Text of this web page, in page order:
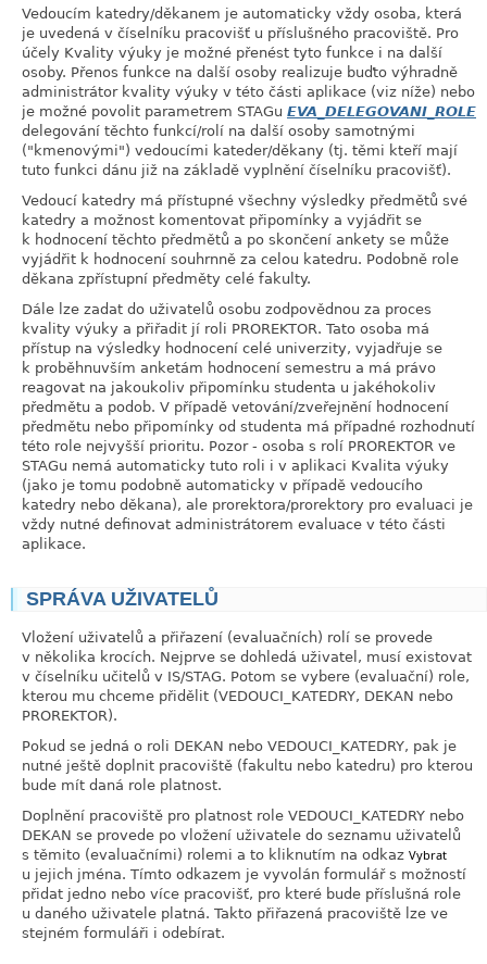
Vedoucím katedry/děkanem je automaticky vždy osoba, která
je uvedená v číselníku pracovišť u příslušného pracoviště. Pro
účely Kvality výuky je možné přenést tyto funkce i na další
osoby. Přenos funkce na další osoby realizuje buďto výhradně
administrátor kvality výuky v této části aplikace (viz níže) nebo
je možné povolit parametrem STAGu EVA_DELEGOVANI_ROLE
delegování těchto funkcí/rolí na další osoby samotnými
("kmenovými") vedoucími kateder/děkany (tj. těmi kteří mají
tuto funkci dánu již na základě vyplnění číselníku pracovišť).
Vedoucí katedry má přístupné všechny výsledky předmětů své
katedry a možnost komentovat připomínky a vyjádřit se
k hodnocení těchto předmětů a po skončení ankety se může
vyjádřit k hodnocení souhrnně za celou katedru. Podobně role
děkana zpřístupní předměty celé fakulty.
Dále lze zadat do uživatelů osobu zodpovědnou za proces
kvality výuky a přiřadit jí roli PROREKTOR. Tato osoba má
přístup na výsledky hodnocení celé univerzity, vyjadřuje se
k proběhnuvším anketám hodnocení semestru a má právo
reagovat na jakoukoliv připomínku studenta u jakéhokoliv
předmětu a podob. V případě vetování/zveřejnění hodnocení
předmětu nebo připomínky od studenta má případné rozhodnutí
této role nejvyšší prioritu. Pozor - osoba s rolí PROREKTOR ve
STAGu nemá automaticky tuto roli i v aplikaci Kvalita výuky
(jako je tomu podobně automaticky v případě vedoucího
katedry nebo děkana), ale prorektora/prorektory pro evaluaci je
vždy nutné definovat administrátorem evaluace v této části
aplikace.
SPRÁVA UŽIVATELŮ
Vložení uživatelů a přiřazení (evaluačních) rolí se provede
v několika krocích. Nejprve se dohledá uživatel, musí existovat
v číselníku učitelů v IS/STAG. Potom se vybere (evaluační) role,
kterou mu chceme přidělit (VEDOUCI_KATEDRY, DEKAN nebo
PROREKTOR).
Pokud se jedná o roli DEKAN nebo VEDOUCI_KATEDRY, pak je
nutné ještě doplnit pracoviště (fakultu nebo katedru) pro kterou
bude mít daná role platnost.
Doplnění pracoviště pro platnost role VEDOUCI_KATEDRY nebo
DEKAN se provede po vložení uživatele do seznamu uživatelů
s těmito (evaluačními) rolemi a to kliknutím na odkaz Vybrat
u jejich jména. Tímto odkazem je vyvolán formulář s možností
přidat jedno nebo více pracovišť, pro které bude příslušná role
u daného uživatele platná. Takto přiřazená pracoviště lze ve
stejném formuláři i odebírat.